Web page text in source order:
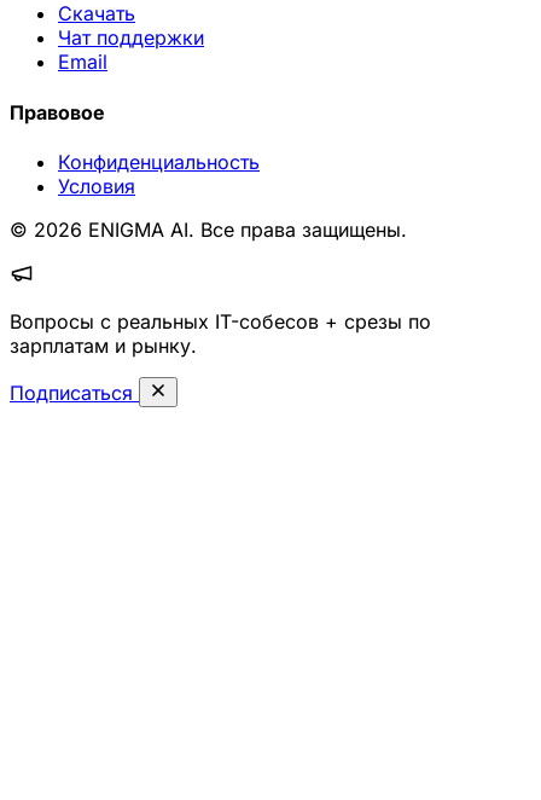
Скачать
Чат поддержки
Email
Правовое
Конфиденциальность
Условия
© 2026 ENIGMA AI. Все права защищены.
Вопросы с реальных IT-собесов + срезы по
зарплатам и рынку.
Подписаться